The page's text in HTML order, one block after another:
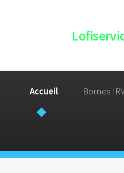
Accueil Bornes